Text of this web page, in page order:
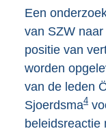
Een
van SZW
positie van
worden
van de leden
Sjoerdsma4
beleidsreactie